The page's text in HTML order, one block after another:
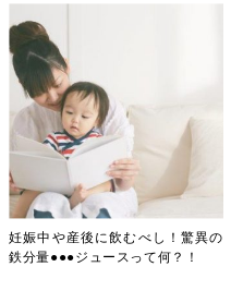
妊娠中や産後に飲むべし！驚異の
鉄分量●●●ジュースって何？！